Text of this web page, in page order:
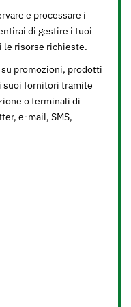
e processare i
di gestire i tuoi
le risorse richieste.
promozioni, prodotti
suoi fornitori tramite
o terminali di
e-mail, SMS,